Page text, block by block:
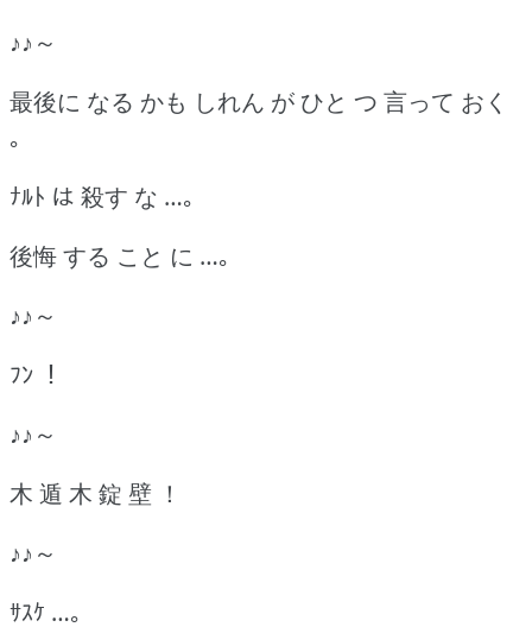
♪♪～
最後に なる かも しれん が ひと つ 言って おく
｡
ﾅﾙﾄ は 殺す な …｡
後悔 する こと に …｡
♪♪～
ﾌﾝ ！
♪♪～
木 遁 木 錠 壁 ！
♪♪～
ｻｽｹ …｡